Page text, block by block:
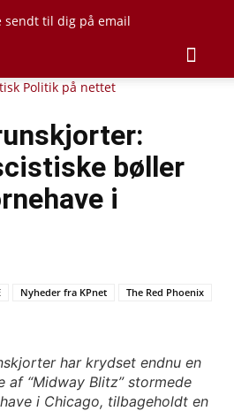
sendt til dig på email
bøller
i
Nyheder fra KPnet
The Red Phoenix
har krydset endnu en
“Midway Blitz” stormede
i Chicago, tilbageholdt en